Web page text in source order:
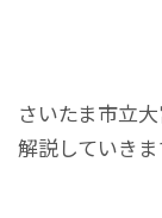
さいたま市立
解説していきま